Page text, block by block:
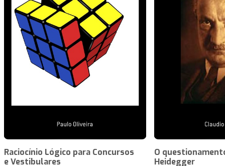
Raciocínio Lógico para Concursos
e Vestibulares
O
Heidegger